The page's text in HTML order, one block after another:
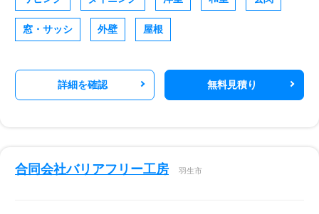
窓・サッシ 外壁 屋根
詳細を確認 無料見積り
合同会社バリアフリー工房 羽生市